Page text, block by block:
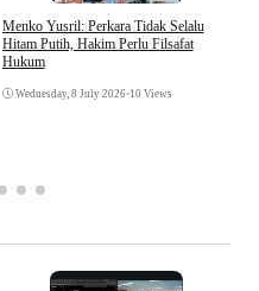
Menko Yusril: Perkara Tidak Selalu
Hitam Putih, Hakim Perlu Filsafat
Hukum
Wednesday, 8 July 2026•10 Views